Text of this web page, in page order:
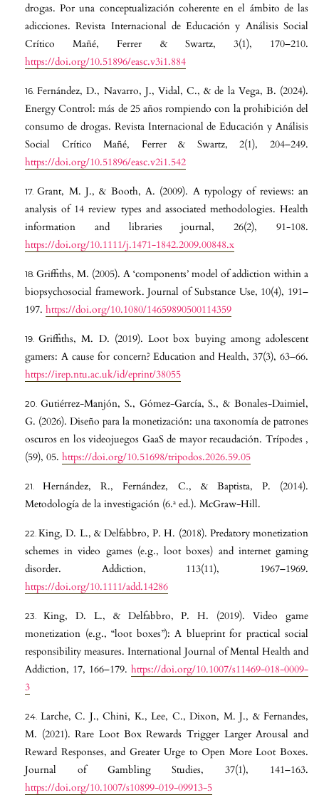
drogas. Por una conceptualización coherente en el ámbito de las
adicciones. Revista Internacional de Educación y Análisis Social
Crítico Mañé, Ferrer & Swartz, 3(1), 170–210.
https://doi.org/10.51896/easc.v3i1.884
Fernández, D., Navarro, J., Vidal, C., & de la Vega, B. (2024).
Energy Control: más de 25 años rompiendo con la prohibición del
consumo de drogas. Revista Internacional de Educación y Análisis
Social Crítico Mañé, Ferrer & Swartz, 2(1), 204–249.
https://doi.org/10.51896/easc.v2i1.542
Grant, M. J., & Booth, A. (2009). A typology of reviews: an
analysis of 14 review types and associated methodologies. Health
information and libraries journal, 26(2), 91-108.
https://doi.org/10.1111/j.1471-1842.2009.00848.x
Griffiths, M. (2005). A ‘components’ model of addiction within a
biopsychosocial framework. Journal of Substance Use, 10(4), 191–
197. https://doi.org/10.1080/14659890500114359
Griffiths, M. D. (2019). Loot box buying among adolescent
gamers: A cause for concern? Education and Health, 37(3), 63–66.
https://irep.ntu.ac.uk/id/eprint/38055
Gutiérrez-Manjón, S., Gómez-García, S., & Bonales-Daimiel,
G. (2026). Diseño para la monetización: una taxonomía de patrones
oscuros en los videojuegos GaaS de mayor recaudación. Trípodes ,
(59), 05. https://doi.org/10.51698/tripodos.2026.59.05
Hernández, R., Fernández, C., & Baptista, P. (2014).
Metodología de la investigación (6.ª ed.). McGraw-Hill.
King, D. L., & Delfabbro, P. H. (2018). Predatory monetization
schemes in video games (e.g., loot boxes) and internet gaming
disorder. Addiction, 113(11), 1967–1969.
https://doi.org/10.1111/add.14286
King, D. L., & Delfabbro, P. H. (2019). Video game
monetization (e.g., “loot boxes”): A blueprint for practical social
responsibility measures. International Journal of Mental Health and
Addiction, 17, 166–179. https://doi.org/10.1007/s11469-018-0009-
3
Larche, C. J., Chini, K., Lee, C., Dixon, M. J., & Fernandes,
M. (2021). Rare Loot Box Rewards Trigger Larger Arousal and
Reward Responses, and Greater Urge to Open More Loot Boxes.
Journal of Gambling Studies, 37(1), 141–163.
https://doi.org/10.1007/s10899-019-09913-5